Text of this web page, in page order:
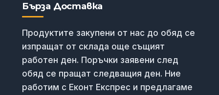
Бърза Доставка
Продуктите закупени от нас до обяд се
изпращат от склада още същият
работен ден. Поръчки заявени след
обяд се пращат следващия ден. Ние
работим с Еконт Експрес и предлагаме